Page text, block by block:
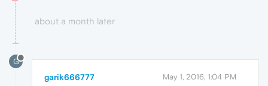
about a month later
G
garik666777 May 1, 2016, 1:04 PM